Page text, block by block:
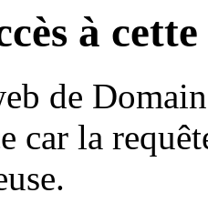
à
de
car la